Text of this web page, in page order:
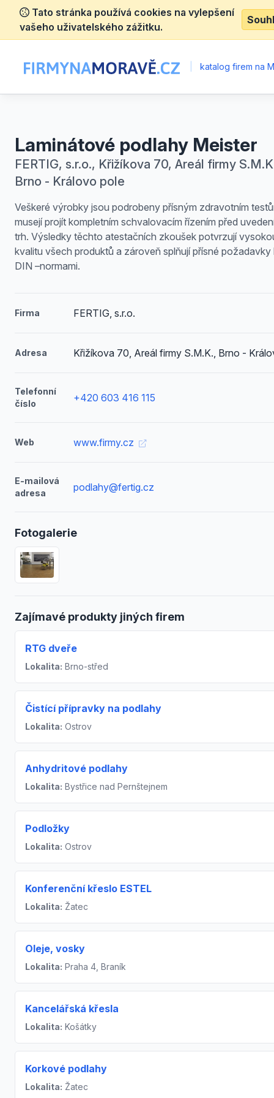
Tato stránka používá cookies na vylepšení
vašeho uživatelského zážitku.
katalog firem na
Laminátové podlahy Meister
FERTIG, s.r.o., Křižíkova 70, Areál firmy
Brno - Královo pole
Veškeré výrobky jsou podrobeny přísným zdravotním
musejí projít kompletním schvalovacím řízením před
trh. Výsledky těchto atestačních zkoušek potvrzují
kvalitu všech produktů a zároveň splňují přísné požadavky
DIN –normami.
Firma FERTIG, s.r.o.
Adresa Křižíkova 70, Areál firmy S.M.K., Brno -
Telefonní
číslo
+420 603 416 115
Web www.firmy.cz
E-mailová
adresa
podlahy@fertig.cz
Fotogalerie
Zajímavé produkty jiných firem
RTG dveře
Lokalita: Brno-střed
Čistící přípravky na podlahy
Lokalita: Ostrov
Anhydritové podlahy
Lokalita: Bystřice nad Pernštejnem
Podložky
Lokalita: Ostrov
Konferenční křeslo ESTEL
Lokalita: Žatec
Oleje, vosky
Lokalita: Praha 4, Braník
Kancelářská křesla
Lokalita: Košátky
Korkové podlahy
Lokalita: Žatec